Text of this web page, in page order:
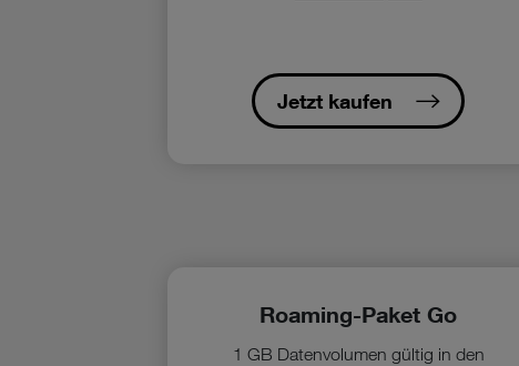
Jetzt kaufen
Roaming-Paket Go
1 GB Datenvolumen gültig in den